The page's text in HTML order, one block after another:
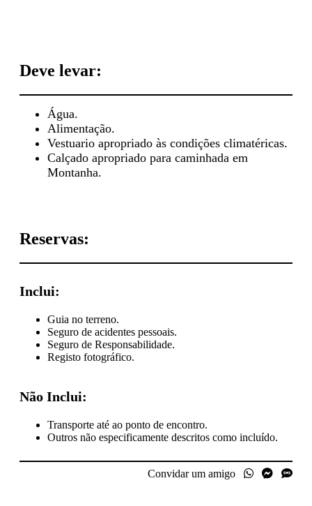
Deve levar:
Água.
Alimentação.
Vestuario apropriado às condições climatéricas.
Calçado apropriado para caminhada em
Montanha.
Reservas:
Inclui:
Guia no terreno.
Seguro de acidentes pessoais.
Seguro de Responsabilidade.
Registo fotográfico.
Não Inclui:
Transporte até ao ponto de encontro.
Outros não especificamente descritos como incluído.
Convidar um amigo